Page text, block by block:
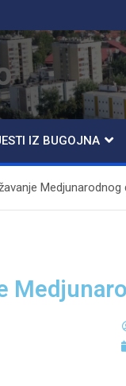
IZ BUGOJNA